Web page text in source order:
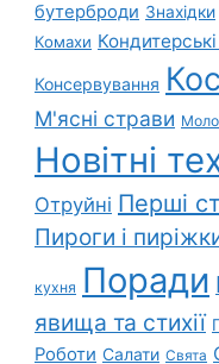
бутерброди Знахідки
Комахи
Консервування
М'ясні страви
Новітні
Отруйні Перші
Пироги і
кухня Поради
явища та стихії
Роботи Салати Свята